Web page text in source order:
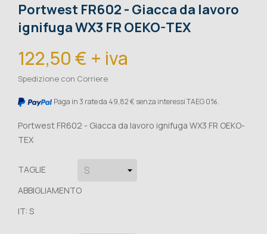
Portwest FR602 - Giacca da lavoro
ignifuga WX3 FR OEKO-TEX
122,50 € + iva
Spedizione con Corriere
Paga in 3 rate da 49,82 € senza interessi TAEG 0%.
Portwest FR602 - Giacca da lavoro ignifuga WX3 FR OEKO-
TEX
TAGLIE
ABBIGLIAMENTO
IT: S